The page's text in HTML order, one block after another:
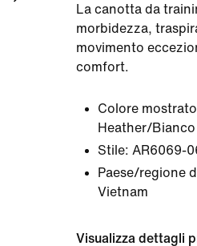
La canotta da
morbidezza,
movimento
comfort.
Colore
Heather/Bianco
Stile: AR6069-
Paese/regione
Vietnam
Visualizza dettagli